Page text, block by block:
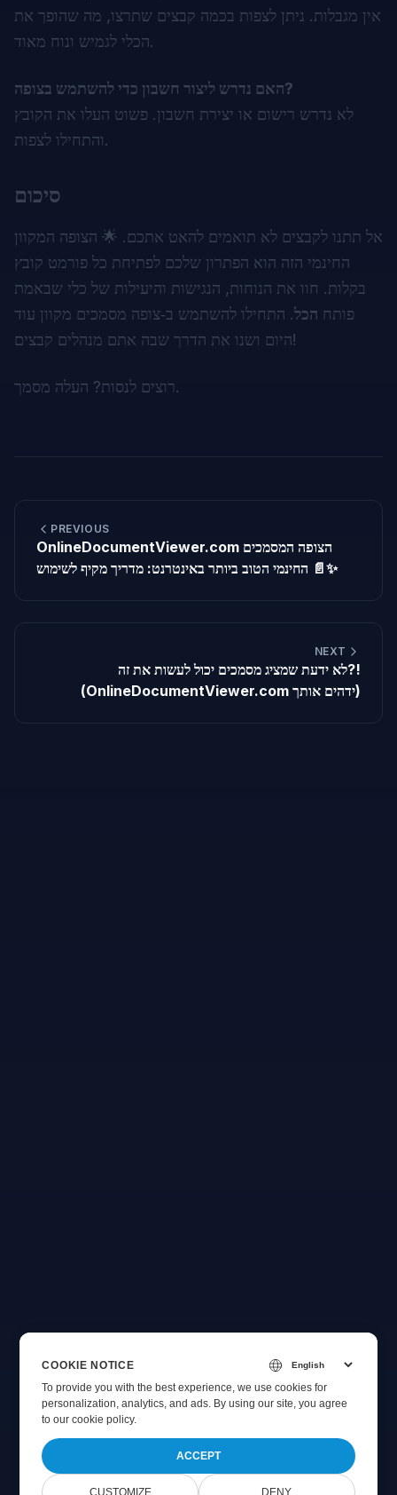
אין מגבלות. ניתן לצפות בכמה קבצים שתרצו, מה שהופך את
הכלי לגמיש ונוח מאוד.
האם נדרש ליצור חשבון כדי להשתמש בצופה?
לא נדרש רישום או יצירת חשבון. פשוט העלו את הקובץ
והתחילו לצפות.
סיכום
אל תתנו לקבצים לא תואמים להאט אתכם. 🌟 הצופה המקוון
החינמי הזה הוא הפתרון שלכם לפתיחת כל פורמט קובץ
בקלות. חוו את הנוחות, הנגישות והיעילות של כלי שבאמת
פותח הכל. התחילו להשתמש ב‑צופה מסמכים מקוון עוד
היום ושנו את הדרך שבה אתם מנהלים קבצים!
רוצים לנסות? העלה מסמך .
PREVIOUS
OnlineDocumentViewer.com הצופה המסמכים
החינמי הטוב ביותר באינטרנט: מדריך מקיף לשימוש 📄✨
NEXT
לא ידעת שמציג מסמכים יכול לעשות את זה?!
(OnlineDocumentViewer.com ידהים אותך)
COOKIE NOTICE
To provide you with the best experience, we use cookies for
personalization, analytics, and ads. By using our site, you agree
toour cookie policy.
ACCEPT
CUSTOMIZE DENY